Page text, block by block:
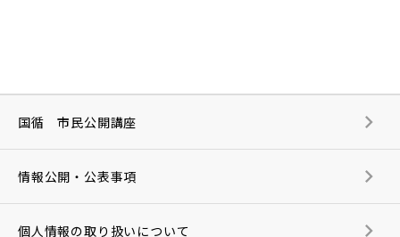
国循 市民公開講座
情報公開・公表事項
個人情報の取り扱いについて